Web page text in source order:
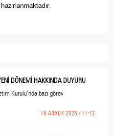
DÖNEMİ HAKKINDA DUYURU
Kurulu’nda bazı görev
15 ARALIK 2025 / 11:13